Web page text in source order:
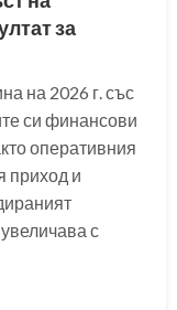
за
на 2026 г. със
си финансови
оперативния
приход и
с